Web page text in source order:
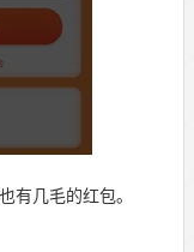
有几毛的红包。